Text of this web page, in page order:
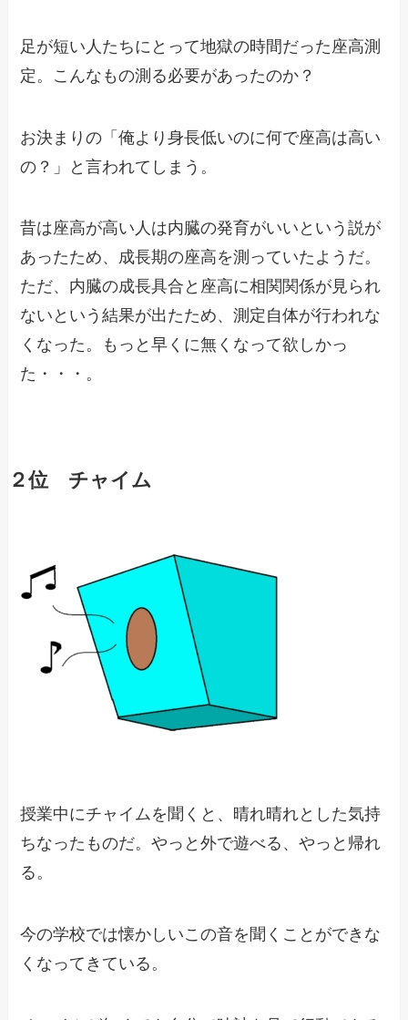
足が短い人たちにとって地獄の時間だった座高測
定。こんなもの測る必要があったのか？
お決まりの「俺より身長低いのに何で座高は高い
の？」と言われてしまう。
昔は座高が高い人は内臓の発育がいいという説が
あったため、成長期の座高を測っていたようだ。
ただ、内臓の成長具合と座高に相関関係が見られ
ないという結果が出たため、測定自体が行われな
くなった。もっと早くに無くなって欲しかっ
た・・・。
２位 チャイム
授業中にチャイムを聞くと、晴れ晴れとした気持
ちなったものだ。やっと外で遊べる、やっと帰れ
る。
今の学校では懐かしいこの音を聞くことができな
くなってきている。